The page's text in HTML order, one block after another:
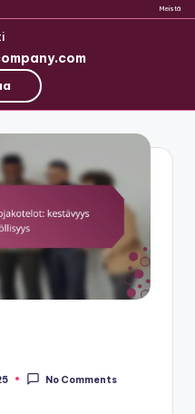
Meistä
No Comments